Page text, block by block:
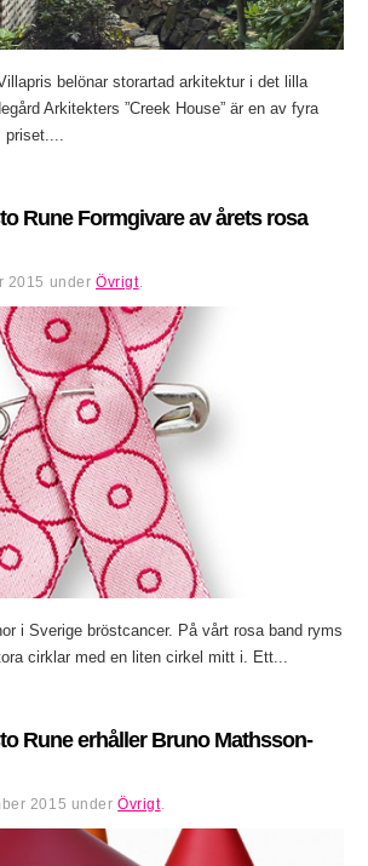
belönar storartad arkitektur i det lilla
Arkitekters ”Creek House” är en av fyra
priset....
Rune Formgivare av årets rosa
2015 underÖvrigt.
i Sverige bröstcancer. På vårt rosa band ryms
cirklar med en liten cirkel mitt i. Ett...
Rune erhåller Bruno Mathsson-
2015 underÖvrigt.